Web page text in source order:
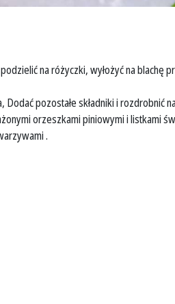
na różyczki, wyłożyć na blachę
pozostałe składniki i rozdrobnić
orzeszkami piniowymi i listkami
.